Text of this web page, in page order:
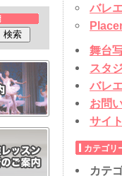
バレ
舞台
スタ
バレ
お問
サイ
カテゴリ
カテ